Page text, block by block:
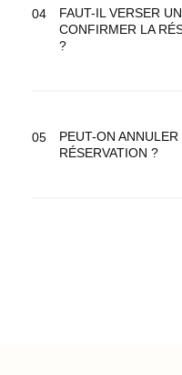
FAUT-IL VERSER
CONFIRMER LA
?
PEUT-ON
RÉSERVATION ?